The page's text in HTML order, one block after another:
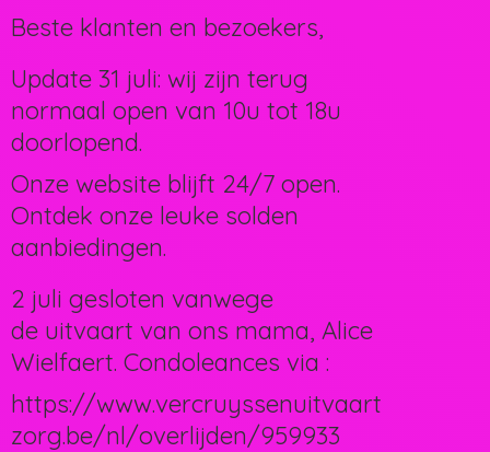
Beste klanten en bezoekers,
Update 31 juli: wij zijn terug
normaal open van 10u tot 18u
doorlopend.
Onze website blijft 24/7 open.
Ontdek onze leuke solden
aanbiedingen.
2 juli gesloten vanwege
de uitvaart van ons mama, Alice
Wielfaert. Condoleances via :
https://www.vercruyssenuitvaart
zorg.be/nl/overlijden/959933